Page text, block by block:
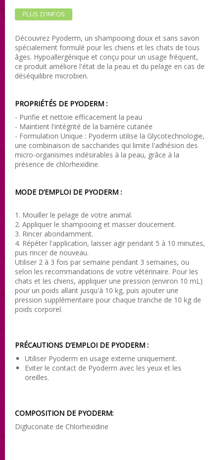
PLUS D'INFOS
Découvrez Pyoderm, un shampooing doux et sans savon
spécialement formulé pour les chiens et les chats de tous
âges. Hypoallergénique et conçu pour un usage fréquent,
ce produit améliore l'état de la peau et du pelage en cas de
déséquilibre microbien.
PROPRIÉTÉS DE PYODERM :
- Purifie et nettoie efficacement la peau
- Maintient l'intégrité de la barrière cutanée
- Formulation Unique : Pyoderm utilise la Glycotechnologie,
une combinaison de saccharides qui limite l'adhésion des
micro-organismes indésirables à la peau, grâce à la
présence de chlorhexidine.
MODE D’EMPLOI DE PYODERM :
1. Mouiller le pelage de votre animal.
2. Appliquer le shampooing et masser doucement.
3. Rincer abondamment.
4. Répéter l'application, laisser agir pendant 5 à 10 minutes,
puis rincer de nouveau.
Utiliser 2 à 3 fois par semaine pendant 3 semaines, ou
selon les recommandations de votre vétérinaire. Pour les
chats et les chiens, appliquer une pression (environ 10 mL)
pour un poids allant jusqu'à 10 kg, puis ajouter une
pression supplémentaire pour chaque tranche de 10 kg de
poids corporel.
PRÉCAUTIONS D’EMPLOI DE PYODERM :
Utiliser Pyoderm en usage externe uniquement.
Eviter le contact de Pyoderm avec les yeux et les
oreilles.
COMPOSITION DE PYODERM:
Digluconate de Chlorhexidine